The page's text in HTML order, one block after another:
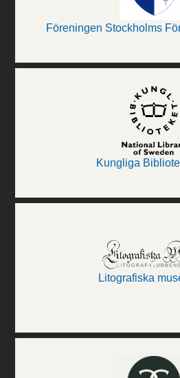
Föreningen Stockholms
Kungliga
Litografiska